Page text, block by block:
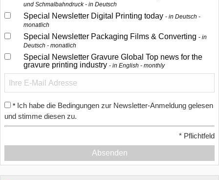
und Schmalbahndruck - in Deutsch
Special Newsletter Digital Printing today
in Deutsch -
monatlich
Special Newsletter Packaging Films & Converting
in
Deutsch - monatlich
Special Newsletter Gravure Global Top news for the
gravure printing industry
in English - monthly
* Ich habe die Bedingungen zur Newsletter-Anmeldung gelesen
und stimme diesen zu.
* Pflichtfeld
Absenden